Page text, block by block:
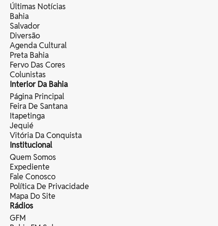
Últimas Notícias
Bahia
Salvador
Diversão
Agenda Cultural
Preta Bahia
Fervo Das Cores
Colunistas
Interior Da Bahia
Página Principal
Feira De Santana
Itapetinga
Jequié
Vitória Da Conquista
Institucional
Quem Somos
Expediente
Fale Conosco
Política De Privacidade
Mapa Do Site
Rádios
GFM